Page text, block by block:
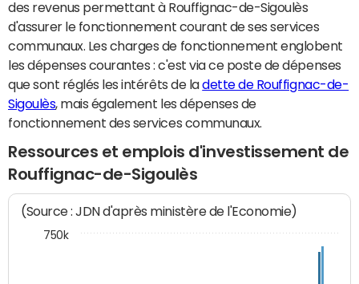
des revenus permettant à Rouffignac-de-Sigoulès
d'assurer le fonctionnement courant de ses services
communaux. Les charges de fonctionnement englobent
les dépenses courantes : c'est via ce poste de dépenses
que sont réglés les intérêts de ladette de Rouffignac-de-
Sigoulès, mais également les dépenses de
fonctionnement des services communaux.
Ressources et emplois d'investissement de
Rouffignac-de-Sigoulès
(Source : JDN d'après ministère de l'Economie)
750k